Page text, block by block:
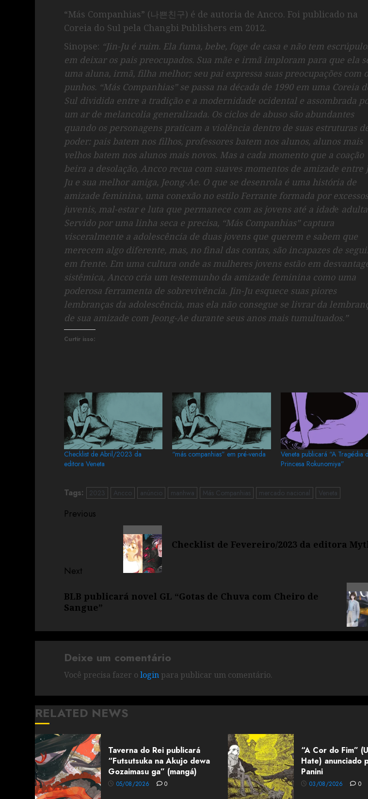
“Más Companhias” (나쁜친구) é de autoria de Ancco. Foi publicado na
Coreia do Sul pela Changbi Publishers em 2012.
Sinopse: “Jin-Ju é ruim. Ela fuma, bebe, foge de casa e não tem
em deixar os pais preocupados. Sua mãe e irmã imploram para que ela
uma aluna, irmã, filha melhor; seu pai expressa suas preocupações com
punhos. “Más Companhias” se passa na década de 1990 em uma Coreia
Sul dividida entre a tradição e a modernidade ocidental e assombrada
um ar de melancolia generalizada. Os ciclos de abuso são abundantes
quando os personagens praticam a violência dentro de suas estruturas
poder: pais batem nos filhos, professores batem nos alunos, alunos mais
velhos batem nos alunos mais novos. Mas a cada momento que a coação
beira a desolação, Ancco recua com suaves momentos de amizade entre
Ju e sua melhor amiga, Jeong-Ae. O que se desenrola é uma história de
amizade feminina, uma conexão no estilo Ferrante formada por excessos
juvenis, mal-estar e luta que permanece com as jovens até a idade
Servido por uma linha seca e precisa, “Más Companhias” captura
visceralmente a adolescência de duas jovens que querem e sabem que
merecem algo diferente, mas, no final das contas, são incapazes de
em frente. Em uma cultura onde as mulheres jovens estão em
sistêmica, Ancco cria um testemunho da amizade feminina como uma
poderosa ferramenta de sobrevivência. Jin-Ju esquece suas piores
lembranças da adolescência, mas ela não consegue se livrar da
de sua amizade com Jeong-Ae durante seus anos mais tumultuados.”
Curtir isso:
Checklist de Abril/2023 da
editora Veneta
“más companhias” em pré-venda
Veneta publicará “A Tragédia
Princesa Rokunomiya”
Tags: 2023 Ancco anúncio manhwa Más Companhias mercado nacional Veneta
Previous
Checklist de Fevereiro/2023 da editora
Next
BLB publicará novel GL “Gotas de Chuva com Cheiro de
Sangue”
Deixe um comentário
Você precisa fazer o login para publicar um comentário.
RELATED NEWS
Taverna do Rei publicará
“Futsutsuka na Akujo dewa
Gozaimasu ga” (mangá)
05/08/2026 0
“A Cor do Fim”
Hate) anunciado
Panini
03/08/2026 0